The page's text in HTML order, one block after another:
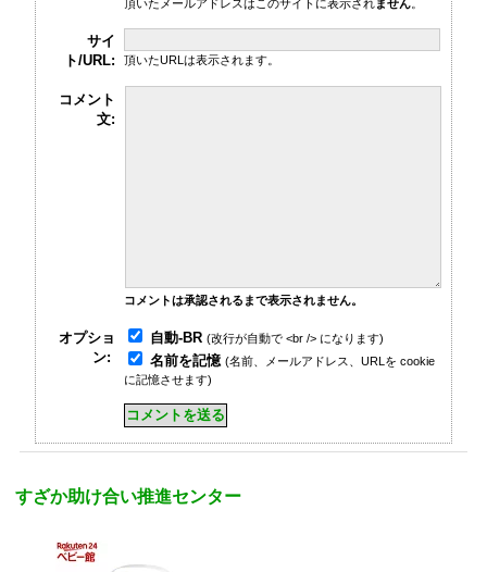
頂いたメールアドレスはこのサイトに表示されません。
サイ
ト/URL:
頂いたURLは表示されます。
コメント
文:
コメントは承認されるまで表示されません。
オプショ
ン:
自動-BR (改行が自動で <br /> になります)
名前を記憶 (名前、メールアドレス、URLを cookie
に記憶させます)
すざか助け合い推進センター